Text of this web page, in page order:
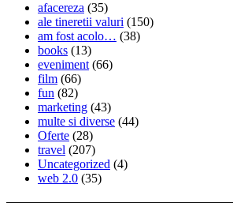
afacereza (35)
ale tineretii valuri (150)
am fost acolo… (38)
books (13)
eveniment (66)
film (66)
fun (82)
marketing (43)
multe si diverse (44)
Oferte (28)
travel (207)
Uncategorized (4)
web 2.0 (35)